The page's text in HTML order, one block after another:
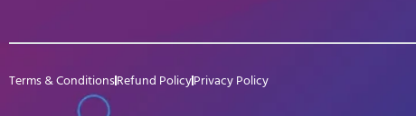
Terms & ConditionsRefund PolicyPrivacy Policy